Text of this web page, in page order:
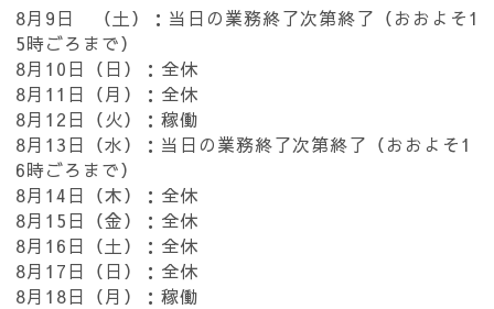
8月9日 （土）：当日の業務終了次第終了（おおよそ1
5時ごろまで）
8月10日（日）：全休
8月11日（月）：全休
8月12日（火）：稼働
8月13日（水）：当日の業務終了次第終了（おおよそ1
6時ごろまで）
8月14日（木）：全休
8月15日（金）：全休
8月16日（土）：全休
8月17日（日）：全休
8月18日（月）：稼働